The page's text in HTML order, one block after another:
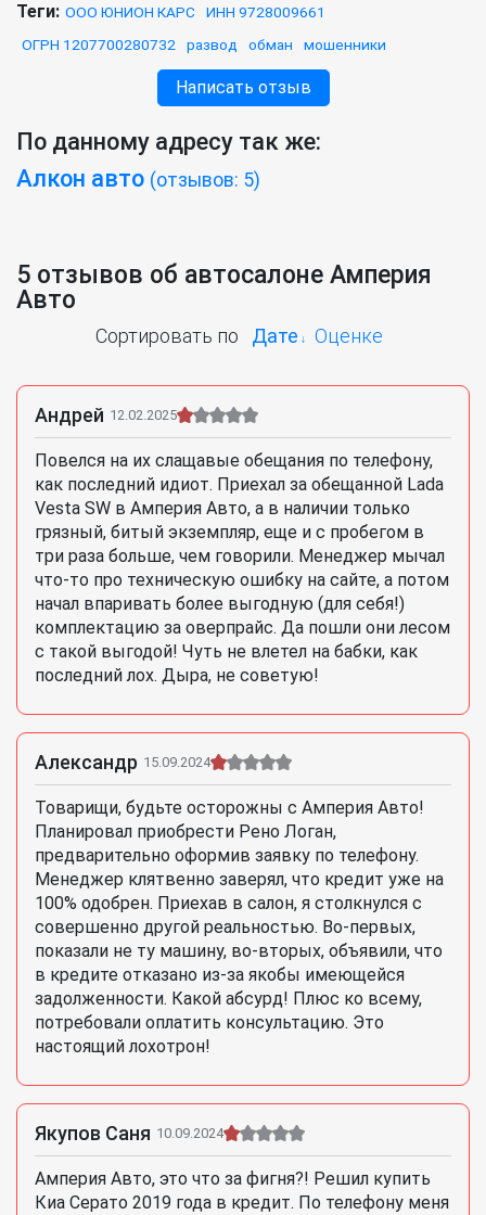
Теги: ООО ЮНИОН КАРС
ИНН 9728009661
ОГРН 1207700280732
развод обман мошенники
Написать отзыв
По данному адресу так же:
Алкон авто (отзывов: 5)
5 отзывов об автосалоне Амперия
Авто
Сортировать по Дате Оценке
Андрей 12.02.2025
Повелся на их слащавые обещания по телефону,
как последний идиот. Приехал за обещанной Lada
Vesta SW в Амперия Авто, а в наличии только
грязный, битый экземпляр, еще и с пробегом в
три раза больше, чем говорили. Менеджер мычал
что-то про техническую ошибку на сайте, а потом
начал впаривать более выгодную (для себя!)
комплектацию за оверпрайс. Да пошли они лесом
с такой выгодой! Чуть не влетел на бабки, как
последний лох. Дыра, не советую!
Александр 15.09.2024
Товарищи, будьте осторожны с Амперия Авто!
Планировал приобрести Рено Логан,
предварительно оформив заявку по телефону.
Менеджер клятвенно заверял, что кредит уже на
100% одобрен. Приехав в салон, я столкнулся с
совершенно другой реальностью. Во-первых,
показали не ту машину, во-вторых, объявили, что
в кредите отказано из-за якобы имеющейся
задолженности. Какой абсурд! Плюс ко всему,
потребовали оплатить консультацию. Это
настоящий лохотрон!
Якупов Саня 10.09.2024
Амперия Авто, это что за фигня?! Решил купить
Киа Серато 2019 года в кредит. По телефону меня